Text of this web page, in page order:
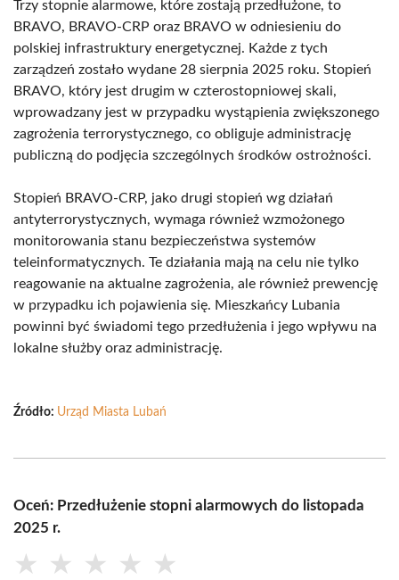
Trzy stopnie alarmowe, które zostają przedłużone, to
BRAVO, BRAVO-CRP oraz BRAVO w odniesieniu do
polskiej infrastruktury energetycznej. Każde z tych
zarządzeń zostało wydane 28 sierpnia 2025 roku. Stopień
BRAVO, który jest drugim w czterostopniowej skali,
wprowadzany jest w przypadku wystąpienia zwiększonego
zagrożenia terrorystycznego, co obliguje administrację
publiczną do podjęcia szczególnych środków ostrożności.
Stopień BRAVO-CRP, jako drugi stopień wg działań
antyterrorystycznych, wymaga również wzmożonego
monitorowania stanu bezpieczeństwa systemów
teleinformatycznych. Te działania mają na celu nie tylko
reagowanie na aktualne zagrożenia, ale również prewencję
w przypadku ich pojawienia się. Mieszkańcy Lubania
powinni być świadomi tego przedłużenia i jego wpływu na
lokalne służby oraz administrację.
Źródło: Urząd Miasta Lubań
Oceń: Przedłużenie stopni alarmowych do listopada
2025 r.
★ ★ ★ ★ ★